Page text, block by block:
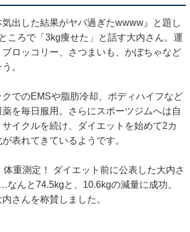
出した結果がヤバ過ぎたwwww』と題し
ころで「3kg痩せた」と話す大内さん。運
ロッコリー、さつまいも、かぼちゃなど
。
でのEMSや脂肪冷却、ボディハイフなど
を毎日服用。さらにスポーツジムへは自
イクルを続け、ダイエットを始めて2カ
表れてきているようです。
重測定！ ダイエット前に公表した大内さ
んと74.5kgと、10.6kgの減量に成功。
さんを称賛しました。